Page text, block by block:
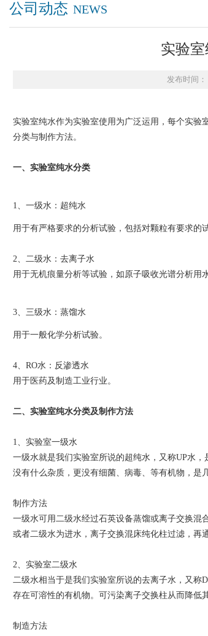
公司动态 NEWS
实验
发布时间
实验室纯水作为实验室使用为广泛运用，每个实
分类与制作方法。
一、实验室纯水分类
1、一级水： 超纯水
用于有严格要求的分析试验，包括对颗粒有要求的
2、二级水： 去离子水
用于无机痕量分析等试验，如原子吸收光谱分析用水
3、三级水： 蒸馏水
用于一般化学分析试验。
4、 RO水：反渗透水
用于医药及制造工业行业。
二、实验室纯水分类及制作方法
1、实验室一级水
一级水就是我们实验室所说的超纯水，又称UP水
没有什么杂质，更没有细菌、病毒、等有机物，是
制作方法
一级水可用二级水经过石英设备蒸馏或离子交换混
或者二级水为进水，离子交换混床纯化柱过滤，再
2、实验室二级水
二级水相当于是我们实验室所说的去离子水，又称
存在可溶性的有机物。可污染离子交换柱从而降低
制造方法